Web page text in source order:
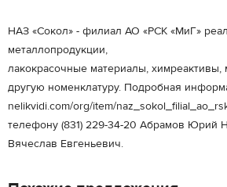
НАЗ «Сокол» - филиал АО «РСК «МиГ»
металлопродукции,
лакокрасочные материалы, химреактивы,
другую номенклатуру. Подробная
nelikvidi.com/org/item/
телефону (831) 229-34-20 Абрамов Юрий
Вячеслав Евгеньевич.